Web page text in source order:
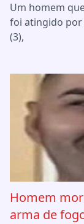
Um homem
foi atingido por
(3),
Homem
arma de